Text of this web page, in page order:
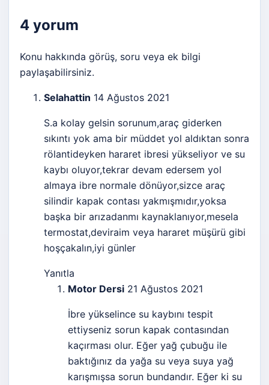
4 yorum
Konu hakkında görüş, soru veya ek bilgi
paylaşabilirsiniz.
Selahattin 14 Ağustos 2021
S.a kolay gelsin sorunum,araç giderken
sıkıntı yok ama bir müddet yol aldıktan sonra
rölantideyken hararet ibresi yükseliyor ve su
kaybı oluyor,tekrar devam edersem yol
almaya ibre normale dönüyor,sizce araç
silindir kapak contası yakmışmıdır,yoksa
başka bir arızadanmı kaynaklanıyor,mesela
termostat,deviraim veya hararet müşürü gibi
hoşçakalın,iyi günler
Yanıtla
Motor Dersi 21 Ağustos 2021
İbre yükselince su kaybını tespit
ettiyseniz sorun kapak contasından
kaçırması olur. Eğer yağ çubuğu ile
baktığınız da yağa su veya suya yağ
karışmışsa sorun bundandır. Eğer ki su